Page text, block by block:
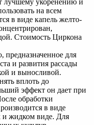
на всем
в виде капель желто-
Стоимость Циркона
предназначенное для
и развития рассады
и выносливой.
вплоть до
эффект он дает при
обработки
в виде
и жидком виде. Для